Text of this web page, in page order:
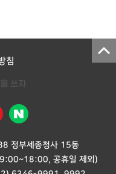
침
정부세종청사 15동
공휴일 제외)